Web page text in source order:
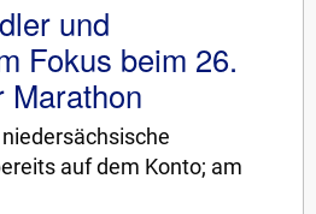
und
Fokus beim 26.
Marathon
auf dem Konto; am